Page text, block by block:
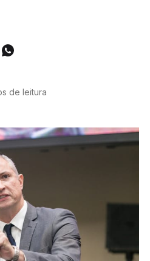
de leitura